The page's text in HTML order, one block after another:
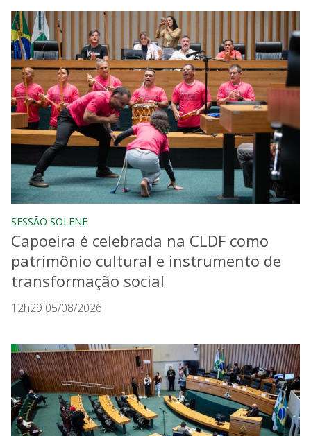
SESSÃO SOLENE
Capoeira é celebrada na CLDF como
patrimônio cultural e instrumento de
transformação social
12h29 05/08/2026